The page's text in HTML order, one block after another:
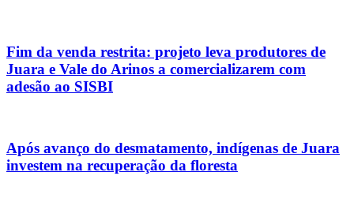
Fim da venda restrita: projeto leva produtores de
Juara e Vale do Arinos a comercializarem com
adesão ao SISBI
Após avanço do desmatamento, indígenas de Juara
investem na recuperação da floresta